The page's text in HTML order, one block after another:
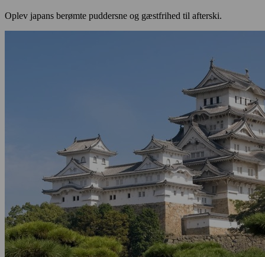
Oplev japans berømte puddersne og gæstfrihed til afterski.